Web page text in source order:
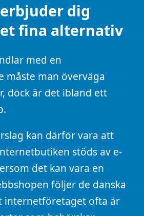
dig
fina alternativ
med en
måste man överväga
dock är det ibland ett
kan därför vara att
stöds av e-
det kan vara en
följer de danska
internetföretaget ofta är